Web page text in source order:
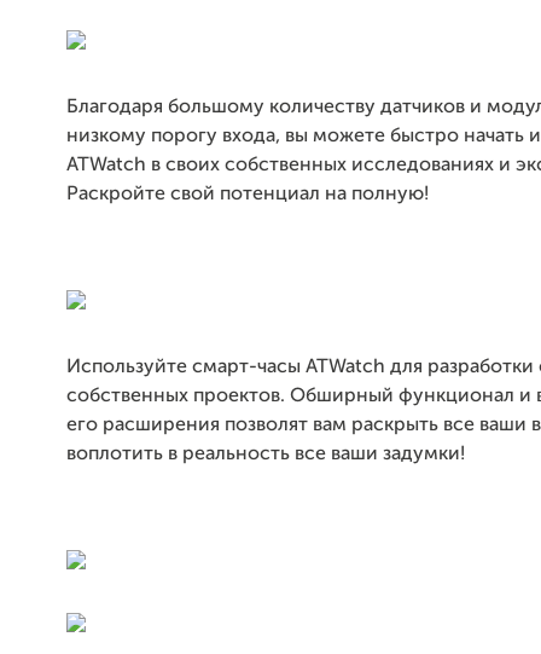
Благодаря большому количеству датчиков и
низкому порогу входа, вы можете быстро начать
ATWatch в своих собственных исследованиях и
Раскройте свой потенциал на полную!
Используйте смарт-часы ATWatch для разработки
собственных проектов. Обширный функционал и
его расширения позволят вам раскрыть все ваши
воплотить в реальность все ваши задумки!